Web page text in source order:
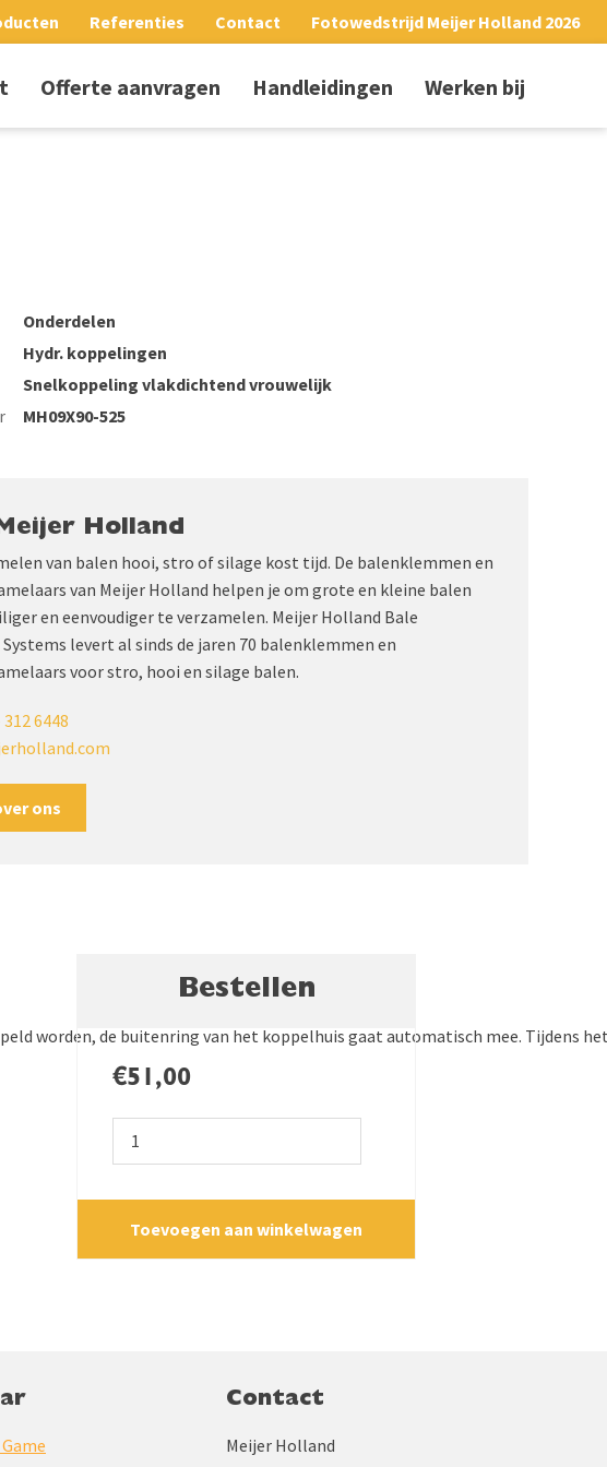
Referenties Contact Fotowedstrijd Meijer Holland 2026
Offerte aanvragen Handleidingen Werken bij
Onderdelen
Hydr. koppelingen
Snelkoppeling vlakdichtend vrouwelijk
MH09X90-525
Holland
van balen hooi, stro of silage kost tijd. De balenklemmen en
van Meijer Holland helpen je om grote en kleine balen
en eenvoudiger te verzamelen. Meijer Holland Bale
levert al sinds de jaren 70 balenklemmen en
voor stro, hooi en silage balen.
6448
ons
worden, de buitenring van het koppelhuis gaat automatisch mee.
Bestellen
€51,00
Snelkoppeling
Toevoegen aan winkelwagen
Contact
Meijer Holland